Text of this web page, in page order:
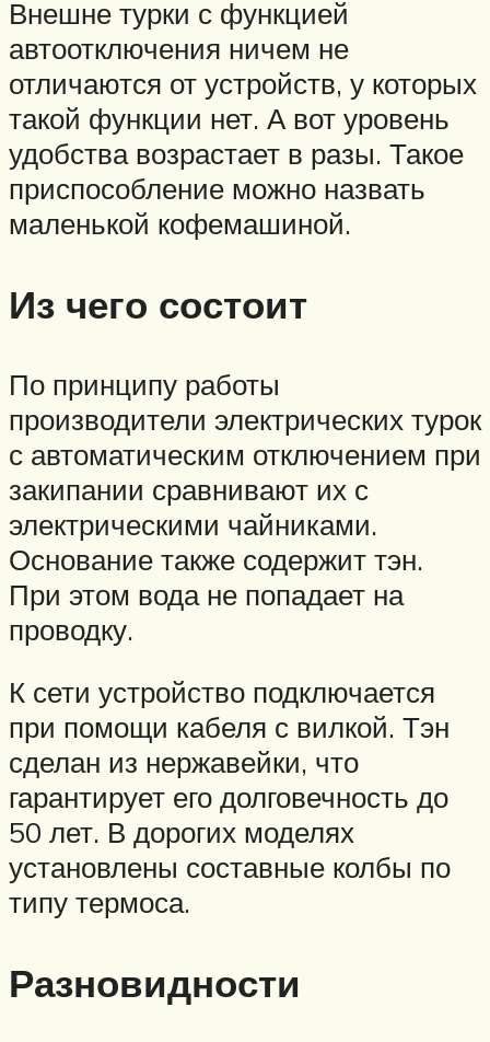
Внешне турки с функцией
автоотключения ничем не
отличаются от устройств, у которых
такой функции нет. А вот уровень
удобства возрастает в разы. Такое
приспособление можно назвать
маленькой кофемашиной.
Из чего состоит
По принципу работы
производители электрических турок
с автоматическим отключением при
закипании сравнивают их с
электрическими чайниками.
Основание также содержит тэн.
При этом вода не попадает на
проводку.
К сети устройство подключается
при помощи кабеля с вилкой. Тэн
сделан из нержавейки, что
гарантирует его долговечность до
50 лет. В дорогих моделях
установлены составные колбы по
типу термоса.
Разновидности